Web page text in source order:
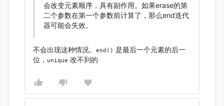
会改变元素顺序，具有副作用。如果erase的第
二个参数在第一个参数前计算了，那么end迭代
器可能会失效。
不会出现这种情况。 end() 是最后一个元素的后一
位， unique 改不到的